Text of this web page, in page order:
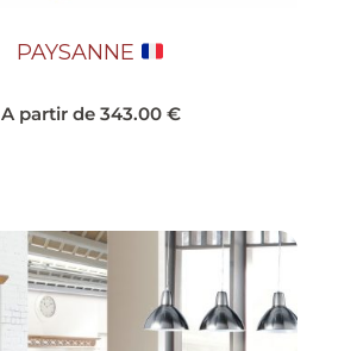
PAYSANNE
A partir de 343.00 €